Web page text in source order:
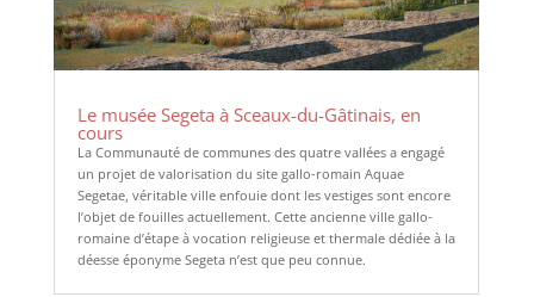
Le musée Segeta à Sceaux-du-Gâtinais, en
cours
La Communauté de communes des quatre vallées a engagé
un projet de valorisation du site gallo-romain Aquae
Segetae, véritable ville enfouie dont les vestiges sont encore
l’objet de fouilles actuellement. Cette ancienne ville gallo-
romaine d’étape à vocation religieuse et thermale dédiée à la
déesse éponyme Segeta n’est que peu connue.